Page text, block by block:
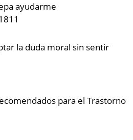
ayudarme
la duda moral sin sentir
para el Trastorno